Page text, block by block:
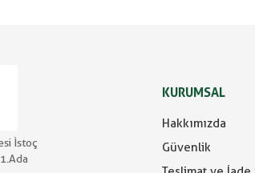
İstoç
KURUMSAL
Hakkımızda
Güvenlik